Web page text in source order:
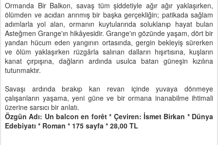
Ormanda Bir Balkon, savaş tüm şiddetiyle ağır ağır yaklaşırken,
ölümden ve acıdan arınmış bir başka gerçekliğin; patikada sağlam
adımlarla yol alan, ormanın kuytularında soluklanıp hayat bulan
Asteğmen Grange'ın hikâyesidir. Grange'ın gözünde yaşam, dört bir
yandan hücum eden yangının ortasında, gergin bekleyiş sürerken
ve ölüm yaklaşırken rüzgârla salınan dalların hışırtısına, kuşların
kanat çırpışına, dağların ardında usulca batan güneşin kızılına
tutunmaktır.
Savaşı ardında bırakıp kan revan içinde yuvaya dönmeye
çalışanların yaşama, yeni güne ve bir ormana inanabilme ihtimali
üzerine sarsıcı bir anlatı.
Özgün Adı: Un balcon en forêt * Çeviren: İsmet Birkan * Dünya
Edebiyatı * Roman * 175 sayfa * 28,00 TL